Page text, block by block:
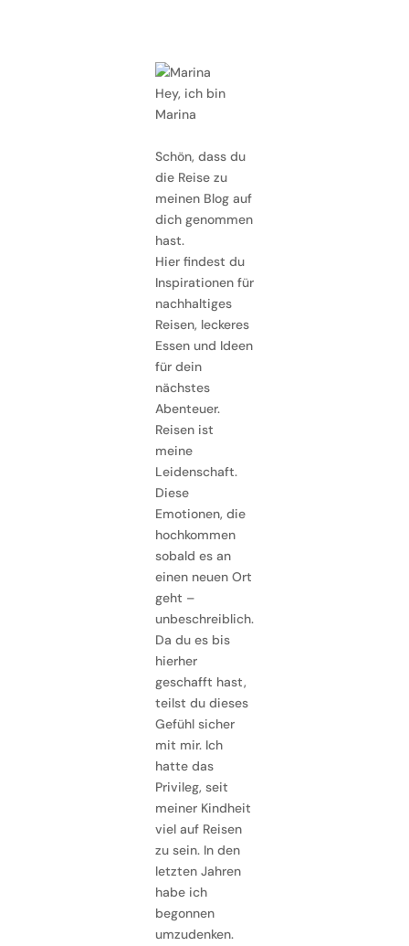
Hey, ich bin
Marina
Schön, dass du
die Reise zu
meinen Blog auf
dich genommen
hast.
Hier findest du
Inspirationen für
nachhaltiges
Reisen, leckeres
Essen und Ideen
für dein
nächstes
Abenteuer.
Reisen ist
meine
Leidenschaft.
Diese
Emotionen, die
hochkommen
sobald es an
einen neuen Ort
geht –
unbeschreiblich.
Da du es bis
hierher
geschafft hast,
teilst du dieses
Gefühl sicher
mit mir. Ich
hatte das
Privileg, seit
meiner Kindheit
viel auf Reisen
zu sein. In den
letzten Jahren
habe ich
begonnen
umzudenken.